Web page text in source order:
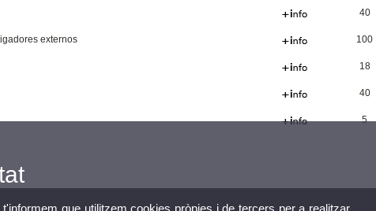
40
externos 100
18
40
5
que utilitzem cookies pròpies i de tercers per a realitzar